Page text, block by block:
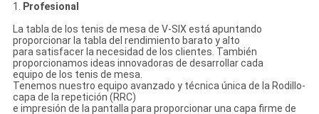
1. Profesional
La tabla de los tenis de mesa de V-SIX está apuntando
proporcionar la tabla del rendimiento barato y alto
para satisfacer la necesidad de los clientes. También
proporcionamos ideas innovadoras de desarrollar cada
equipo de los tenis de mesa.
Tenemos nuestro equipo avanzado y técnica única de la Rodillo-
capa de la repetición (RRC)
e impresión de la pantalla para proporcionar una capa firme de